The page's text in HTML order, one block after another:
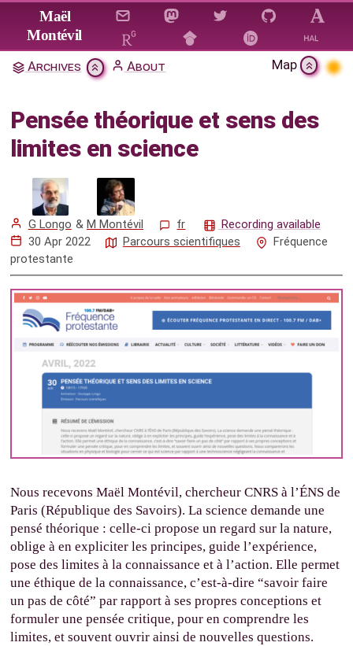
Jump to main content
Maël
Montévil
Archives About Map
Pensée théorique et sens des
limites en science
G Longo & M Montévil fr
Recording available
30 Apr 2022
Parcours scientifiques
Fréquence
protestante
Pensée théorique et sens des
Citation & Download
Video
Mentions
Nous recevons Maël Montévil, chercheur CNRS à l’ÉNS de
Paris (République des Savoirs). La science demande une
pensé théorique : celle-ci propose un regard sur la nature,
oblige à en expliciter les principes, guide l’expérience,
pose des limites à la connaissance et à l’action. Elle permet
une éthique de la connaissance, c’est-à-dire “savoir faire
un pas de côté” par rapport à ses propres conceptions et
formuler une pensée critique, pour en comprendre les
limites, et souvent ouvrir ainsi de nouvelles questions.